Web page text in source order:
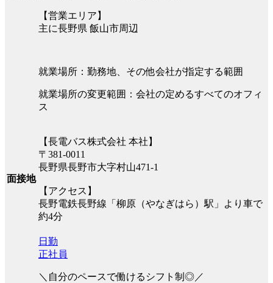
【営業エリア】
主に長野県 飯山市周辺
就業場所：勤務地、その他会社が指定する範囲
就業場所の変更範囲：会社の定めるすべてのオフィ
ス
面接地
【長電バス株式会社 本社】
〒381-0011
長野県長野市大字村山471-1
【アクセス】
長野電鉄長野線「柳原（やなぎはら）駅」より車で
約4分
日勤
正社員
＼自分のペースで働けるシフト制◎／